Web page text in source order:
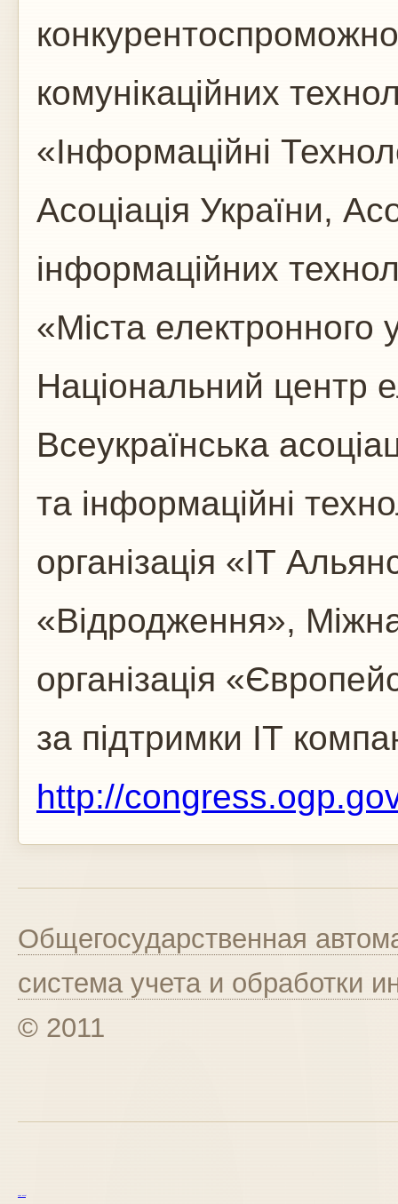
комунікаційних
«Інформаційні
Асоціація України,
інформаційних
«Міста електронного
Національний центр
Всеукраїнська
та інформаційні
організація «ІТ
«Відродження»,
організація
за підтримки ІТ
http://
Общегосударственная
система учета и обработки
© 2011
курс excel